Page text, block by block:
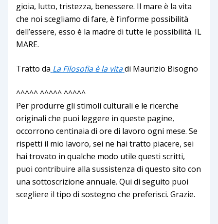
gioia, lutto, tristezza, benessere. Il mare è la vita
che noi scegliamo di fare, è l’informe possibilità
dell’essere, esso è la madre di tutte le possibilità. IL
MARE.
Tratto da La Filosofia è la vitadi Maurizio Bisogno
^^^^^ ^^^^^ ^^^^^
Per produrre gli stimoli culturali e le ricerche
originali che puoi leggere in queste pagine,
occorrono centinaia di ore di lavoro ogni mese. Se
rispetti il mio lavoro, sei ne hai tratto piacere, sei
hai trovato in qualche modo utile questi scritti,
puoi contribuire alla sussistenza di questo sito con
una sottoscrizione annuale. Qui di seguito puoi
scegliere il tipo di sostegno che preferisci. Grazie.